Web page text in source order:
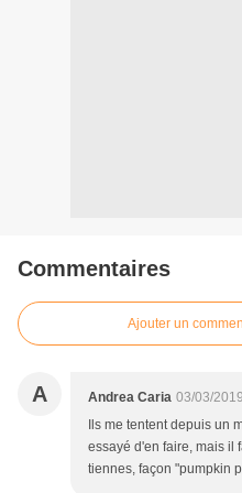
Commentaires
Ajouter un
A Andrea Caria 03/03/
Ils me tentent depuis un
essayé d'en faire, mais il
tiennes, façon "pumpkin